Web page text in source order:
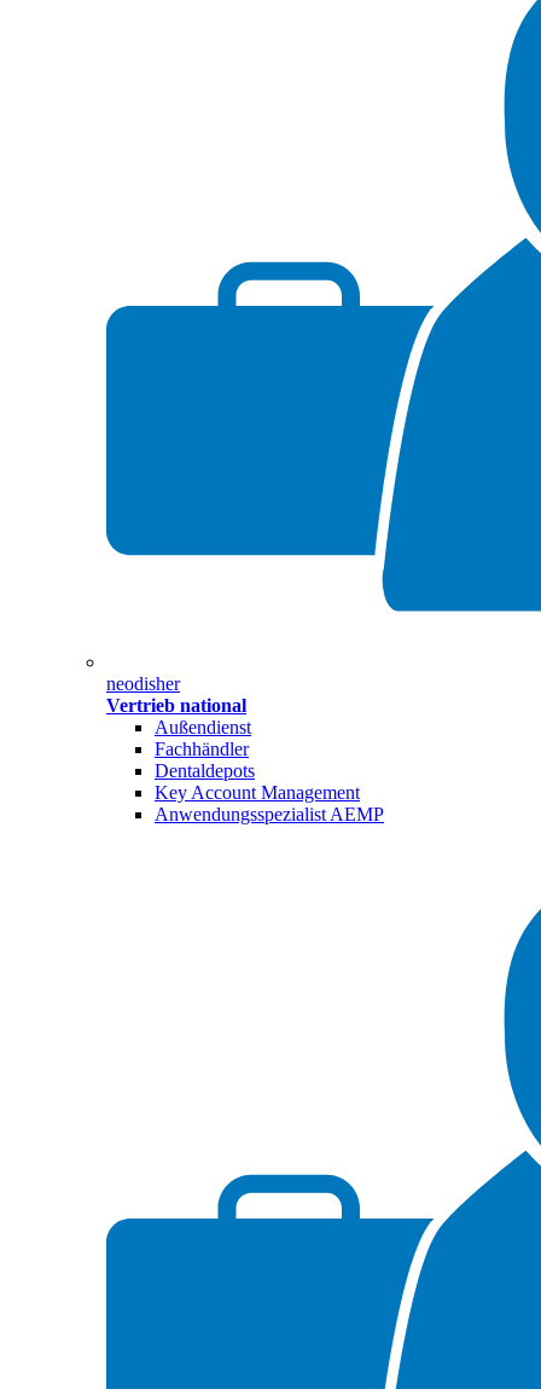
neodisher
Vertrieb national
Außendienst
Fachhändler
Dentaldepots
Key Account Management
Anwendungsspezialist AEMP